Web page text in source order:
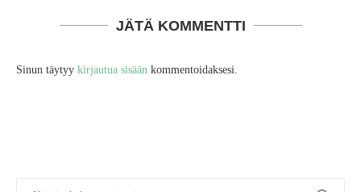
JÄTÄ KOMMENTTI
Sinun täytyy kirjautua sisään kommentoidaksesi.